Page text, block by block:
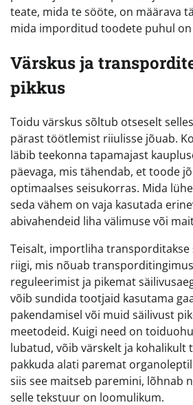
teate, mida te sööte, on määrava
mida imporditud toodete puhul on
Värskus ja
pikkus
Toidu värskus sõltub otseselt
pärast töötlemist riiulisse jõuab.
läbib teekonna tapamajast
päevaga, mis tähendab, et toode
optimaalses seisukorras. Mida
seda vähem on vaja kasutada
abivahendeid liha välimuse või
Teisalt, importliha transporditakse
riigi, mis nõuab
reguleerimist ja pikemat
võib sundida tootjaid kasutama
pakendamisel või muid säilivust
meetodeid. Kuigi need on
lubatud, võib värskelt ja kohalikult
pakkuda alati paremat
siis see maitseb paremini, lõhnab
selle tekstuur on loomulikum.